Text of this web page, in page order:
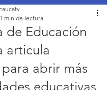
de Educación
articula
abrir más
educativas
1 min de lectura